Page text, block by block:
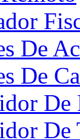
De
De
De
De